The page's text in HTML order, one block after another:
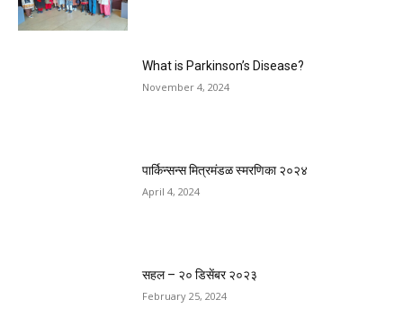
What is Parkinson’s Disease?
November 4, 2024
पार्किन्सन्स मित्रमंडळ स्मरणिका २०२४
April 4, 2024
सहल – २० डिसेंबर २०२३
February 25, 2024